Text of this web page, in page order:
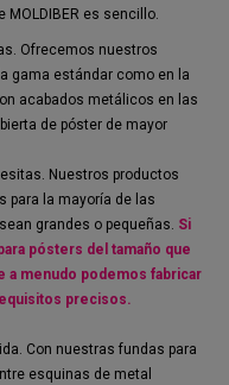
MOLDIBER es sencillo.
Ofrecemos nuestros
gama estándar como en la
acabados metálicos en las
de póster de mayor
Nuestros productos
para la mayoría de las
grandes o pequeñas. Si
pósters del tamaño que
a menudo podemos fabricar
precisos.
Con nuestras fundas para
esquinas de metal